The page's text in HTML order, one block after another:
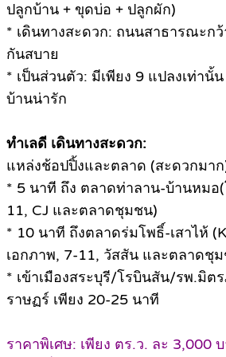
ปลูกบ้าน + ขุดบ่อ + ปลูกผัก)
* เดินทางสะดวก: ถนนสาธารณะกว้
กันสบาย
* เป็นส่วนตัว: มีเพียง 9 แปลงเท่านั้
บ้านน่ารัก
ทำเลดี เดินทางสะดวก:
แหล่งช้อปปิ้งและตลาด (สะดวกมา
* 5 นาที ถึง ตลาดท่าลาน-บ้านหมอ
11, CJ และตลาดชุมชน)
* 10 นาที ถึงตลาดร่มโพธิ์-เสาไห้
เอกภาพ, 7-11, วัสสัน และตลาดชุ
* เข้าเมืองสระบุรี/โรบินสัน/รพ.มิต
ราษฏร์ เพียง 20-25 นาที
ราคาพิเศษ: เพียง ตร.ว. ละ 3,000